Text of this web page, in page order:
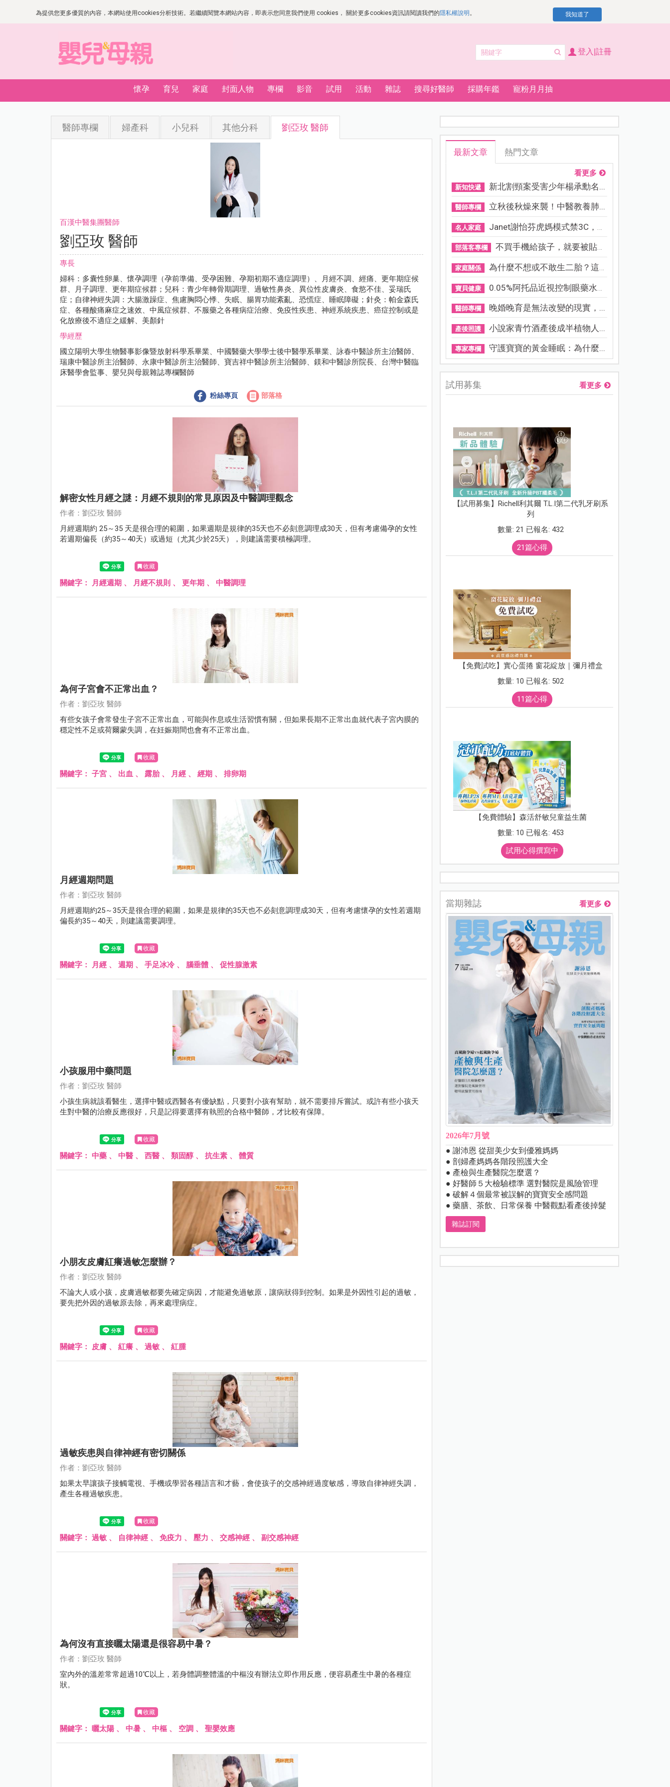
為提供您更多優質的內容，本網站使用cookies分析技術。若繼續閱覽本網站內容，即表示您同意我們使用 cookies， 關於更多cookies資訊請閱讀我們的隱私權說明 。 我知道了
登入|註冊
懷孕 育兒 家庭 封面人物 專欄 影音 試用 活動 雜誌 搜尋好醫師 採購年鑑 寵粉月月抽
醫師專欄 婦產科 小兒科 其他分科 劉亞玫 醫師
百漢中醫集團醫師
劉亞玫 醫師
專長
婦科：多囊性卵巢、懷孕調理（孕前準備、受孕困難、孕期初期不適症調理）、月經不調、經痛、更年期症候
群、月子調理、更年期症候群；兒科：青少年轉骨期調理、過敏性鼻炎、異位性皮膚炎、食慾不佳、妥瑞氏
症；自律神經失調：大腸激躁症、焦慮胸悶心悸、失眠、腸胃功能紊亂、恐慌症、睡眠障礙；針灸：帕金森氏
症、各種酸痛麻症之速效、中風症候群、不服藥之各種病症治療、免疫性疾患、神經系統疾患、癌症控制或是
化放療後不適症之緩解、美顏針
學經歷
國立陽明大學生物醫事影像暨放射科學系畢業、中國醫藥大學學士後中醫學系畢業、詠春中醫診所主治醫師、
瑞康中醫診所主治醫師、永康中醫診所主治醫師、寶吉祥中醫診所主治醫師、鎂和中醫診所院長、台灣中醫臨
床醫學會監事、嬰兒與母親雜誌專欄醫師
粉絲專頁 部落格
解密女性月經之謎：月經不規則的常見原因及中醫調理觀念
作者：劉亞玫 醫師
月經週期約 25～35 天是很合理的範圍，如果週期是規律的35天也不必刻意調理成30天，但有考慮備孕的女性
若週期偏長（約35～40天）或過短（尤其少於25天），則建議需要積極調理。
收藏
關鍵字： 月經週期 、 月經不規則 、 更年期 、 中醫調理
為何子宮會不正常出血？
作者：劉亞玫 醫師
有些女孩子會常發生子宮不正常出血，可能與作息或生活習慣有關，但如果長期不正常出血就代表子宮內膜的
穩定性不足或荷爾蒙失調，在妊娠期間也會有不正常出血。
收藏
關鍵字： 子宮 、 出血 、 露胎、 月經 、 經期 、 排卵期
月經週期問題
作者：劉亞玫 醫師
月經週期約25～35天是很合理的範圍，如果是規律的35天也不必刻意調理成30天，但有考慮懷孕的女性若週期
偏長約35～40天，則建議需要調理。
收藏
關鍵字： 月經 、 週期 、 手足冰冷 、 腦垂體 、 促性腺激素
小孩服用中藥問題
作者：劉亞玫 醫師
小孩生病就該看醫生，選擇中醫或西醫各有優缺點，只要對小孩有幫助，就不需要排斥嘗試。或許有些小孩天
生對中醫的治療反應很好，只是記得要選擇有執照的合格中醫師，才比較有保障。
收藏
關鍵字： 中藥 、 中醫 、 西醫 、 類固醇、 抗生素 、 體質
小朋友皮膚紅癢過敏怎麼辦？
作者：劉亞玫 醫師
不論大人或小孩，皮膚過敏都要先確定病因，才能避免過敏原，讓病狀得到控制。如果是外因性引起的過敏，
要先把外因的過敏原去除，再來處理病症。
收藏
關鍵字： 皮膚 、 紅癢 、 過敏 、 紅腫
過敏疾患與自律神經有密切關係
作者：劉亞玫 醫師
如果太早讓孩子接觸電視、手機或學習各種語言和才藝，會使孩子的交感神經過度敏感，導致自律神經失調，
產生各種過敏疾患。
收藏
關鍵字： 過敏 、 自律神經 、 免疫力 、 壓力 、 交感神經 、 副交感神經
為何沒有直接曬太陽還是很容易中暑？
作者：劉亞玫 醫師
室內外的溫差常常超過10℃以上，若身體調整體溫的中樞沒有辦法立即作用反應，便容易產生中暑的各種症
狀。
收藏
關鍵字： 曬太陽 、 中暑 、 中樞 、 空調 、 聖嬰效應
最新文章 熱門文章
看更多
新知快遞 新北割頸案受害少年楊承勳名...
醫師專欄 立秋後秋燥來襲！中醫教養肺...
名人家庭 Janet謝怡芬虎媽模式禁3C，看...
部落客專欄 不買手機給孩子，就要被貼「...
家庭關係 為什麼不想或不敢生二胎？這8...
寶貝健康 0.05%阿托品近視控制眼藥水納...
醫師專欄 晚婚晚育是無法改變的現實，...
產後照護 小說家青竹酒產後成半植物人...
專家專欄 守護寶寶的黃金睡眠：為什麼...
試用募集 看更多
【試用募集】Richell利其爾 T.L.I第二代乳牙刷系
列
數量: 21 已報名: 432
21篇心得
【免費試吃】實心蛋捲 窗花綻放｜彌月禮盒
數量: 10 已報名: 502
11篇心得
【免費體驗】森活舒敏兒童益生菌
數量: 10 已報名: 453
試用心得撰寫中
當期雜誌 看更多
2026年7月號
● 謝沛恩 從甜美少女到優雅媽媽
● 剖婦產媽媽各階段照護大全
● 產檢與生產醫院怎麼選？
● 好醫師５大檢驗標準 選對醫院是風險管理
● 破解４個最常被誤解的寶寶安全感問題
● 藥膳、茶飲、日常保養 中醫觀點看產後掉髮
雜誌訂閱